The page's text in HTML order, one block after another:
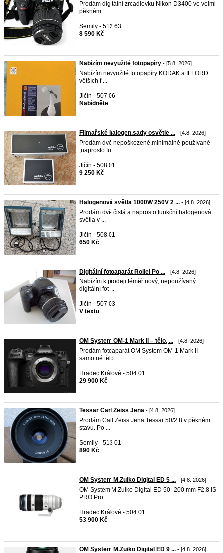
Prodám digitální zrcadlovku Nikon D3400 ve velmi
pěkném ...
Semily - 512 63
8 590 Kč
Nabízím nevyužité fotopapíry - [5.8. 2026]
Nabízím nevyužité fotopapíry KODAK a ILFORD
větších f ...
Jičín - 507 06
Nabídněte
Filmařské halogen.sady osvětle ... - [4.8. 2026]
Prodám dvě nepoškozené,minimálně používané
,naprosto fu ...
Jičín - 508 01
9 250 Kč
Halogenová světla 1000W 250V 2 ... - [4.8. 2026]
Prodám dvě čistá a naprosto funkční halogenová
světla v ...
Jičín - 508 01
650 Kč
Digitální fotoaparát Rollei Po ... - [4.8. 2026]
Nabízím k prodeji téměř nový, nepoužívaný
digitální fot ...
Jičín - 507 03
V textu
OM System OM-1 Mark II – tělo, ... - [4.8. 2026]
Prodám fotoaparát OM System OM-1 Mark II –
samotné tělo ...
Hradec Králové - 504 01
29 900 Kč
Tessar Carl Zeiss Jena - [4.8. 2026]
Prodám Carl Zeiss Jena Tessar 50/2.8 v pěkném
stavu. Po ...
Semily - 513 01
890 Kč
OM System M.Zuiko Digital ED 5 ... - [4.8. 2026]
OM System M.Zuiko Digital ED 50–200 mm F2.8 IS
PRO Pro ...
Hradec Králové - 504 01
53 900 Kč
OM System M.Zuiko Digital ED 9 ... - [4.8. 2026]